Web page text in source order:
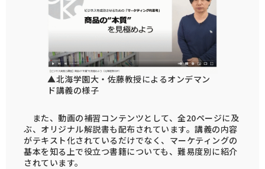
▲北海学園大・佐藤教授によるオンデマン
ド講義の様子
また、動画の補習コンテンツとして、全20ページに及
ぶ、オリジナル解説書も配布されています。講義の内容
がテキスト化されているだけでなく、マーケティングの
基本を知る上で役立つ書籍についても、難易度別に紹介
されています。